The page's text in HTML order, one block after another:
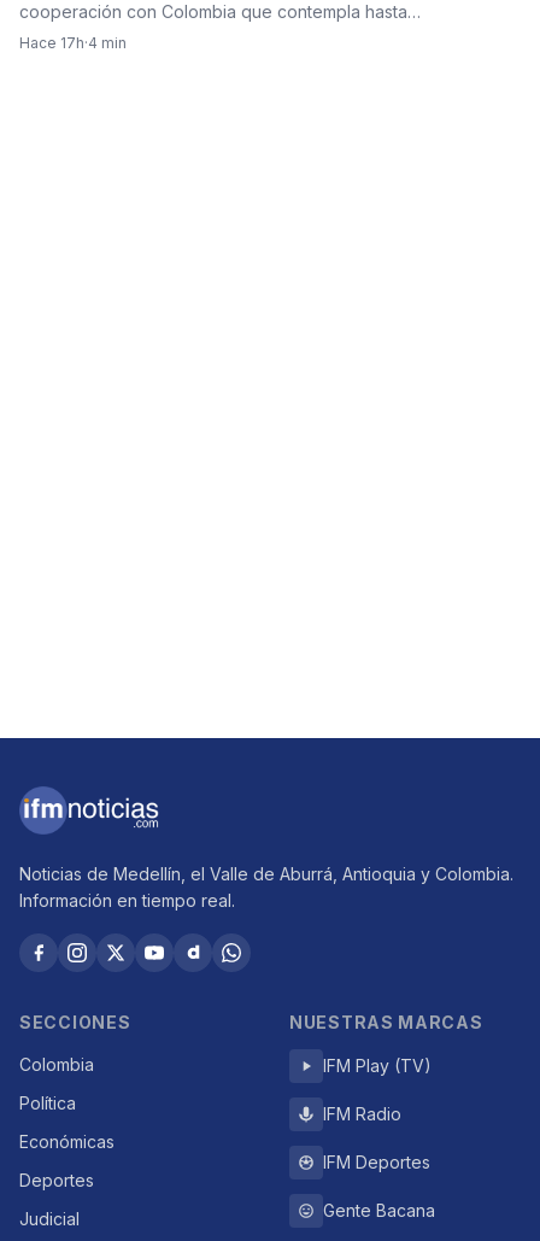
cooperación con Colombia que contempla hasta…
Hace 17h·4 min
Noticias de Medellín, el Valle de Aburrá, Antioquia y Colombia.
Información en tiempo real.
SECCIONES
Colombia
Política
Económicas
Deportes
Judicial
NUESTRAS MARCAS
IFM Play (TV)
IFM Radio
IFM Deportes
Gente Bacana